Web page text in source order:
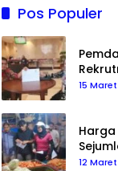
Pos Populer
Tahun
15
Harga
Utara
12